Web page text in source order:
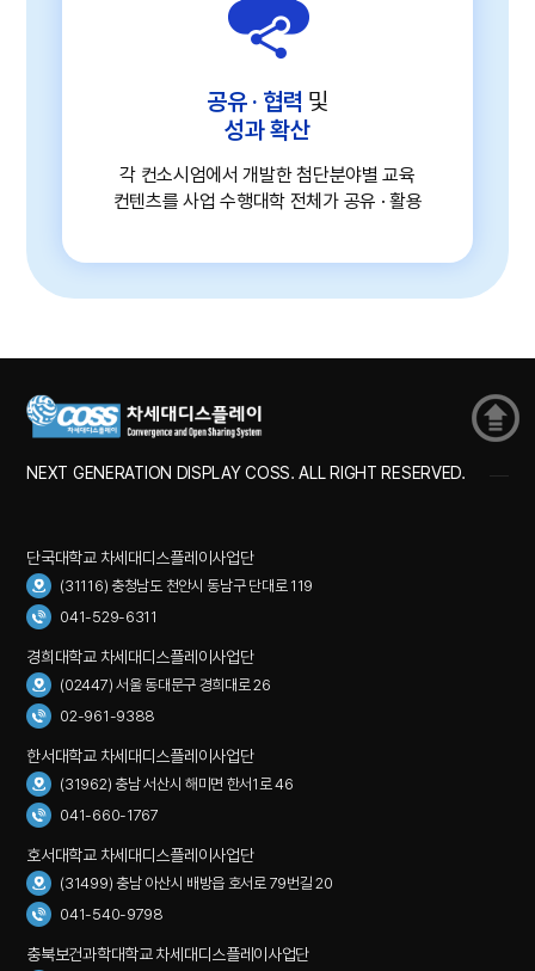
공유 · 협력 및
성과 확산
각 컨소시엄에서 개발한 첨단분야별 교육
컨텐츠를 사업 수행대학 전체가 공유 · 활용
NEXT GENERATION DISPLAY COSS. ALL RIGHT RESERVED.
단국대학교 차세대디스플레이사업단
(31116) 충청남도 천안시 동남구 단대로 119
041-529-6311
경희대학교 차세대디스플레이사업단
(02447) 서울 동대문구 경희대로 26
02-961-9388
한서대학교 차세대디스플레이사업단
(31962) 충남 서산시 해미면 한서1로 46
041-660-1767
호서대학교 차세대디스플레이사업단
(31499) 충남 아산시 배방읍 호서로 79번길 20
041-540-9798
충북보건과학대학교 차세대디스플레이사업단